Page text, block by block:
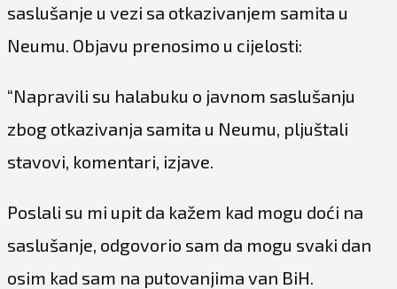
saslušanje u vezi sa otkazivanjem samita u
Neumu. Objavu prenosimo u cijelosti:
“Napravili su halabuku o javnom saslušanju
zbog otkazivanja samita u Neumu, pljuštali
stavovi, komentari, izjave.
Poslali su mi upit da kažem kad mogu doći na
saslušanje, odgovorio sam da mogu svaki dan
osim kad sam na putovanjima van BiH.